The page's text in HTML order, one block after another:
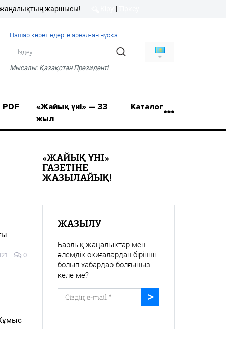
8 (7112) 50-86-31
Қ.Жұмағалиев (Фрунзе)
жаршысы! |
Нашар көретіндерге арналған нұсқа
Мысалы: Қазақстан Президенті
PDF
«Жайық үні» — 33
жыл
Каталог
0
«ЖАЙЫҚ ҮНІ»
ГАЗЕТІНЕ
ЖАЗЫЛАЙЫҚ!
ЖАЗЫЛУ
Барлық жаңалықтар мен
әлемдік оқиғалардан бірінші
болып хабардар болғыңыз
келе ме?